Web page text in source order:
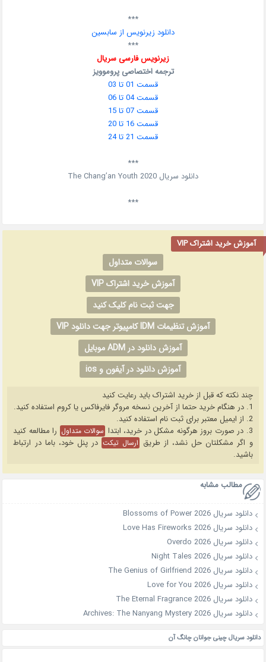
***
دانلود زیرنویس از سابسین
***
زیرنویس فارسی سریال
ترجمه اختصاصی پروموویز
قسمت 01 تا 03
قسمت 04 تا 06
قسمت 07 تا 15
قسمت 16 تا 20
قسمت 21 تا 24
***
دانلود سریال
The Chang’an Youth 2020
***
آموزش خرید اشتراک VIP
سوالات متداول
آموزش خرید اشتراک VIP
جهت ثبت نام کلیک کنید
آموزش تنظیمات IDM کامپیوتر جهت دانلود VIP
آموزش دانلود در ADM موبایل
آموزش دانلود در آیفون و ios
چند نکته که قبل از خرید اشتراک باید رعایت کنید
1. در هنگام خرید حتما از آخرین نسخه مروگر فایرفاکس یا کروم استفاده کنید.
2. از ایمیل معتبر برای ثبت نام استفاده کنید.
3. در صورت بروز هرگونه مشکل در خرید، ابتدا
سوالات متداول را مطالعه کنید
و اگر مشکلتان حل نشد، از طریق ارسال تیکت در پنل خود، باما در ارتباط
باشید.
مطالب مشابه
دانلود سریال Blossoms of Power 2026
دانلود سریال Love Has Fireworks 2026
دانلود سریال Overdo 2026
دانلود سریال Night Tales 2026
دانلود سریال The Genius of Girlfriend 2026
دانلود سریال Love for You 2026
دانلود سریال The Eternal Fragrance 2026
دانلود سریال Archives: The Nanyang Mystery 2026
دانلود سریال چینی جوانان چانگ آن